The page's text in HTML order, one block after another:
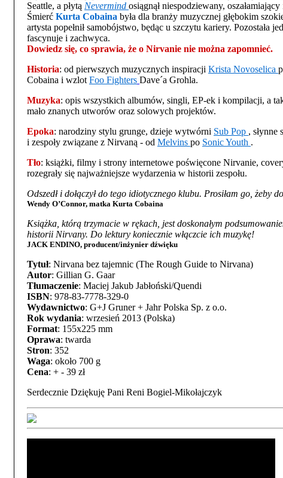
Seattle, a płytą Nevermind osiągnął niespodziewany,
Śmierć Kurta Cobaina była dla branży muzycznej głębokim
artysta popełnił samobójstwo, będąc u szczytu kariery. Pozostała
fascynuje i zachwyca.
Dowiedz się, co sprawia, że o Nirvanie nie można zapomnieć.
Historia: od pierwszych muzycznych inspiracji Krista Novoselica
Cobaina i wzlot Foo Fighters Dave´a Grohla.
Muzyka: opis wszystkich albumów, singli, EP-ek i kompilacji, a
mało znanych utworów oraz solowych projektów.
Epoka: narodziny stylu grunge, dzieje wytwórni Sub Pop , słynne
i zespoły związane z Nirvaną - od Melvins po Sonic Youth .
Tło: książki, filmy i strony internetowe poświęcone Nirvanie,
rozegrały się najważniejsze wydarzenia w historii zespołu.
Odszedł i dołączył do tego idiotycznego klubu. Prosiłam go, żeby
Wendy O’Connor, matka Kurta Cobaina
Książka, którą trzymacie w rękach, jest doskonałym
historii Nirvany. Do lektury koniecznie włączcie ich muzykę!
JACK ENDINO, producent/inżynier dźwięku
Tytuł: Nirvana bez tajemnic (The Rough Guide to Nirvana)
Autor: Gillian G. Gaar
Tłumaczenie: Maciej Jakub Jabłoński/Quendi
ISBN: 978-83-7778-329-0
Wydawnictwo: G+J Gruner + Jahr Polska Sp. z o.o.
Rok wydania: wrzesień 2013 (Polska)
Format: 155x225 mm
Oprawa: twarda
Stron: 352
Waga: około 700 g
Cena: + - 39 zł
Serdecznie Dziękuję Pani Reni Bogiel-Mikołajczyk